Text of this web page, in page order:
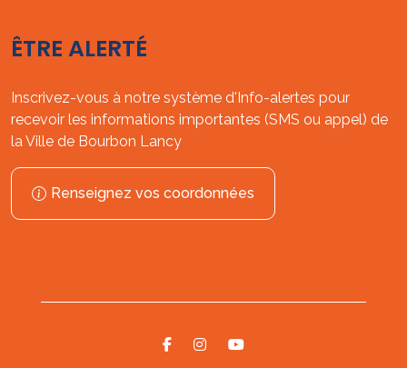
ÊTRE ALERTÉ
Inscrivez-vous à notre système d'Info-alertes pour
recevoir les informations importantes (SMS ou appel) de
la Ville de Bourbon Lancy
Renseignez vos coordonnées